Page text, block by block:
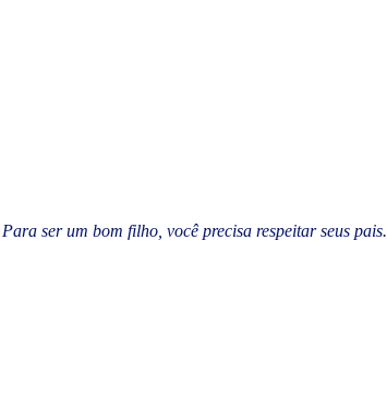
Para ser um bom filho, você precisa respeitar seus pais.